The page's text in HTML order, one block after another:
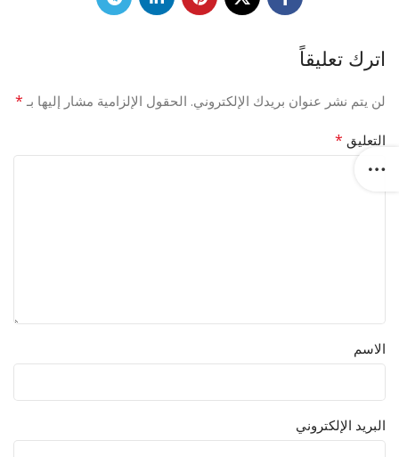
اترك تعليقاً
لن يتم نشر عنوان بريدك الإلكتروني. الحقول الإلزامية مشار إليها بـ *
التعليق *
الاسم
البريد الإلكتروني